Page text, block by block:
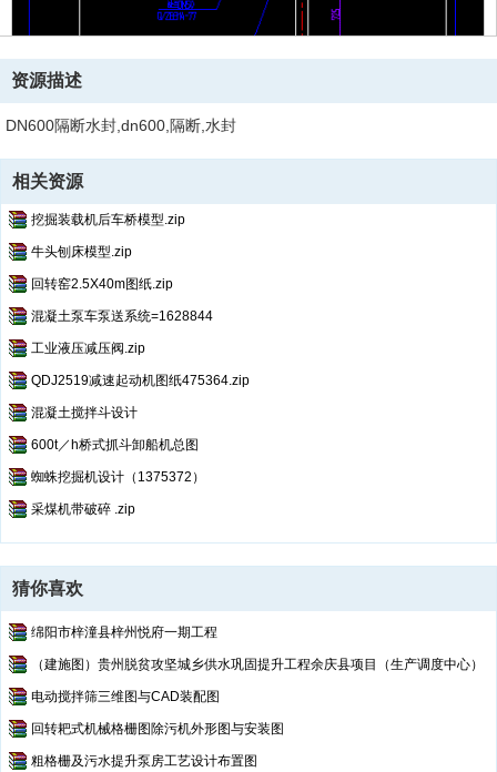
资源描述
DN600隔断水封,dn600,隔断,水封
相关资源
挖掘装载机后车桥模型.zip
牛头刨床模型.zip
回转窑2.5X40m图纸.zip
混凝土泵车泵送系统=1628844
工业液压减压阀.zip
QDJ2519减速起动机图纸475364.zip
混凝土搅拌斗设计
600t／h桥式抓斗卸船机总图
蜘蛛挖掘机设计（1375372）
采煤机带破碎 .zip
猜你喜欢
绵阳市梓潼县梓州悦府一期工程
（建施图）贵州脱贫攻坚城乡供水巩固提升工程余庆县项目（生产调度中心）
电动搅拌筛三维图与CAD装配图
回转耙式机械格栅图除污机外形图与安装图
粗格栅及污水提升泵房工艺设计布置图